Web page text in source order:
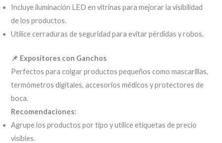
Incluye iluminación LED en vitrinas para mejorar la visibilidad
de los productos.
Utilice cerraduras de seguridad para evitar pérdidas y robos.
📌 Expositores con Ganchos
Perfectos para colgar productos pequeños como mascarillas,
termómetros digitales, accesorios médicos y protectores de
boca.
Recomendaciones:
Agrupe los productos por tipo y utilice etiquetas de precio
visibles.